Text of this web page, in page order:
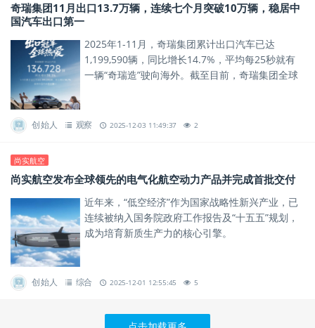
奇瑞集团11月出口13.7万辆，连续七个月突破10万辆，稳居中
国汽车出口第一
2025年1-11月，奇瑞集团累计出口汽车已达
1,199,590辆，同比增长14.7%，平均每25秒就有
一辆“奇瑞造”驶向海外。截至目前，奇瑞集团全球
创始人 观察 2025-12-03 11:49:37 2
尚实航空
尚实航空发布全球领先的电气化航空动力产品并完成首批交付
近年来，“低空经济”作为国家战略性新兴产业，已
连续被纳入国务院政府工作报告及“十五五”规划，
成为培育新质生产力的核心引擎。
创始人 综合 2025-12-01 12:55:45 5